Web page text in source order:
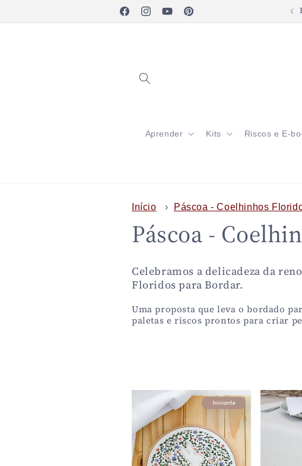
conteúdo
FacebookInstagramYouTubePinterest
Aprender Kits Riscos e E-
Início › Páscoa - Coelhinhos
C
o
l
e
ã
o
:
Páscoa -
Celebramos a delicadeza da
Floridos para Bordar.
Uma proposta que leva o bordado
paletas e riscos prontos para criar